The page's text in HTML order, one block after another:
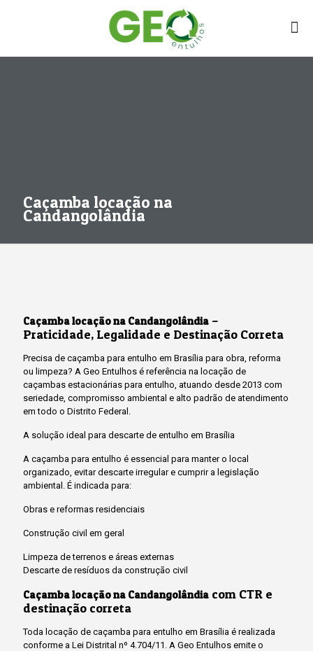
Caçamba locação na
Candangolândia
Caçamba locação na Candangolândia –
Praticidade, Legalidade e Destinação Correta
Precisa de caçamba para entulho em Brasília para obra, reforma
ou limpeza? A Geo Entulhos é referência na locação de
caçambas estacionárias para entulho, atuando desde 2013 com
seriedade, compromisso ambiental e alto padrão de atendimento
em todo o Distrito Federal.
A solução ideal para descarte de entulho em Brasília
A caçamba para entulho é essencial para manter o local
organizado, evitar descarte irregular e cumprir a legislação
ambiental. É indicada para:
Obras e reformas residenciais
Construção civil em geral
Limpeza de terrenos e áreas externas
Descarte de resíduos da construção civil
Caçamba locação na Candangolândia com CTR e
destinação correta
Toda locação de caçamba para entulho em Brasília é realizada
conforme a Lei Distrital nº 4.704/11. A Geo Entulhos emite o